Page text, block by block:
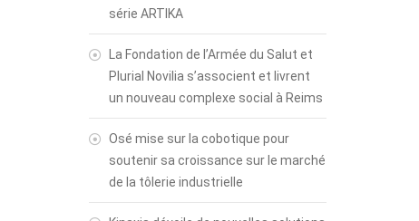
série ARTIKA
La Fondation de l’Armée du Salut et
Plurial Novilia s’associent et livrent
un nouveau complexe social à Reims
Osé mise sur la cobotique pour
soutenir sa croissance sur le marché
de la tôlerie industrielle